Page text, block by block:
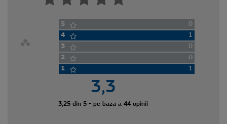
5
0
4
1
3
0
2
0
1
1
3,3
3,25 din 5 - pe baza a 44 opinii